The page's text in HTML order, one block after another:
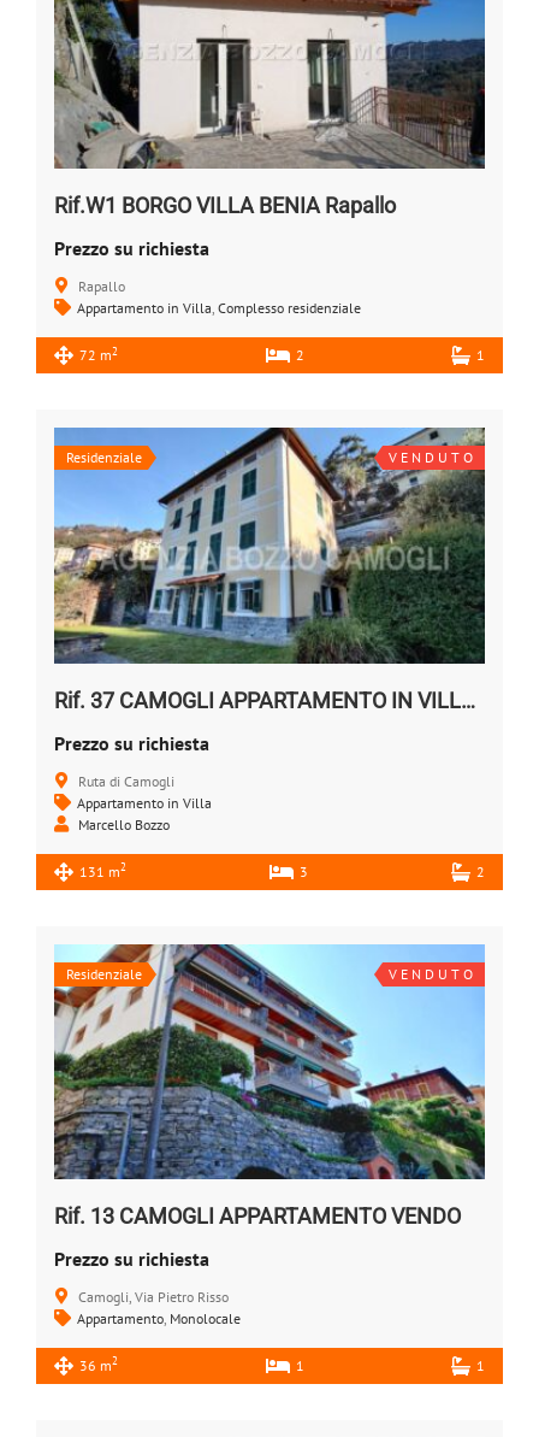
Rif.W1 BORGO VILLA BENIA Rapallo
Prezzo su richiesta
Rapallo
Appartamento in Villa, Complesso residenziale
72 m2 2 1
Residenziale V E N D U T O
Rif. 37 CAMOGLI APPARTAMENTO IN VILLA Vendesi
Prezzo su richiesta
Ruta di Camogli
Appartamento in Villa
Marcello Bozzo
131 m2 3 2
Residenziale V E N D U T O
Rif. 13 CAMOGLI APPARTAMENTO VENDO
Prezzo su richiesta
Camogli, Via Pietro Risso
Appartamento Monolocale
36 m2 1 1